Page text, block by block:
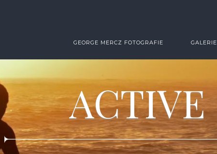
GEORGE MERCZ FOTOGRAFIE GALERIE
ACTIVE